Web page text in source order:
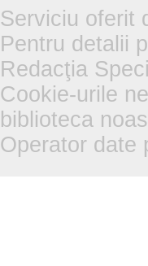
Serviciu oferit
Pentru detalii
Redacţia
Cookie-urile
biblioteca
Operator date